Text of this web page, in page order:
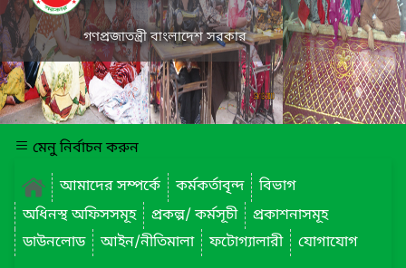
গণপ্রজাতন্ত্রী বাংলাদেশ সরকার
মেনু নির্বাচন করুন
আমাদের সম্পর্কে
কর্মকর্তাবৃন্দ
বিভাগ
অধিনস্থ অফিসসমূহ
প্রকল্প/ কর্মসূচী
প্রকাশনাসমূহ
ডাউনলোড
আইন/নীতিমালা ফটোগ্যালারী যোগাযোগ